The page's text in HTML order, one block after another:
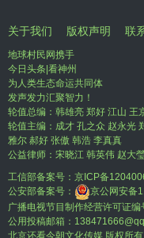
关于我们 版权声明 联
地球村民网携手
今日头条|看神州
为人类生态命运共同体
发声发力汇聚智力！
轮值总编：韩雄亮 郑好 江山 王
轮值主编：成才 孔之众 赵永光
雅尔 郝好 张傲 韩浩 李真真
公益律师：宋晓江 韩英伟 赵大
工信部备案号： 京ICP备
公安部备案号：
京公网安备
广播电视节目制作经营许可证
公用投稿邮箱：
北京还看今朝文化传媒 版权所有